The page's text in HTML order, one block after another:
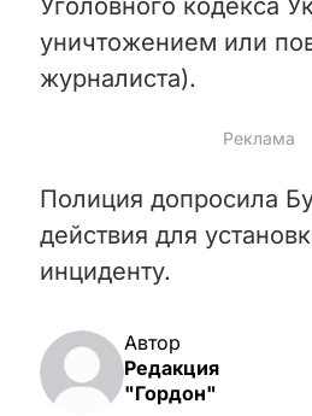
уничтожением или
журналиста).
Полиция допросила
действия для
инциденту.
Автор
Редакция
"Гордон"